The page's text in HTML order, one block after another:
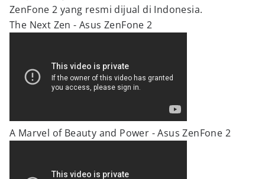
ZenFone 2 yang resmi dijual di Indonesia.
The Next Zen - Asus ZenFone 2
A Marvel of Beauty and Power - Asus ZenFone 2